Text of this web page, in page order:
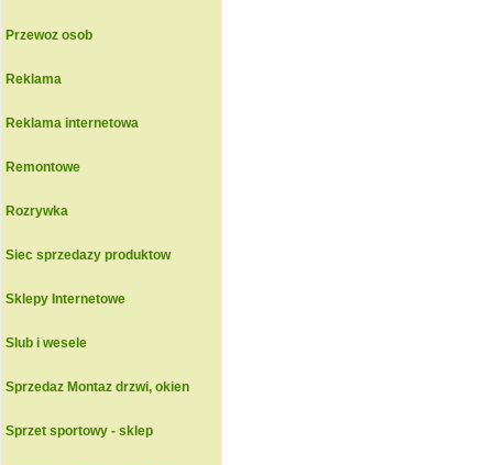
Przewoz osob
Reklama
Reklama internetowa
Remontowe
Rozrywka
Siec sprzedazy produktow
Sklepy Internetowe
Slub i wesele
Sprzedaz Montaz drzwi, okien
Sprzet sportowy - sklep